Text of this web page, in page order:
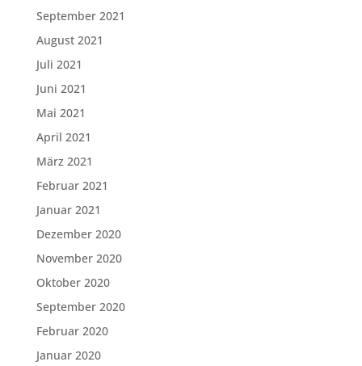
September 2021
August 2021
Juli 2021
Juni 2021
Mai 2021
April 2021
März 2021
Februar 2021
Januar 2021
Dezember 2020
November 2020
Oktober 2020
September 2020
Februar 2020
Januar 2020